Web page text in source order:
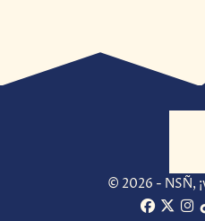
© 2026 - NSÑ,